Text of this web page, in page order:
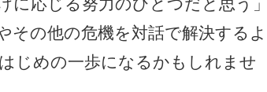
に応じる努力のひとつだと思う」
その他の危機を対話で解決するよ
じめの一歩になるかもしれませ